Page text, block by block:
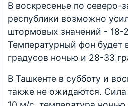
В воскресенье по северо-
республики возможно
штормовых значений - 18-
Температурный фон будет
градусов ночью и 28-33
В Ташкенте в субботу и
также не ожидаются. Сила